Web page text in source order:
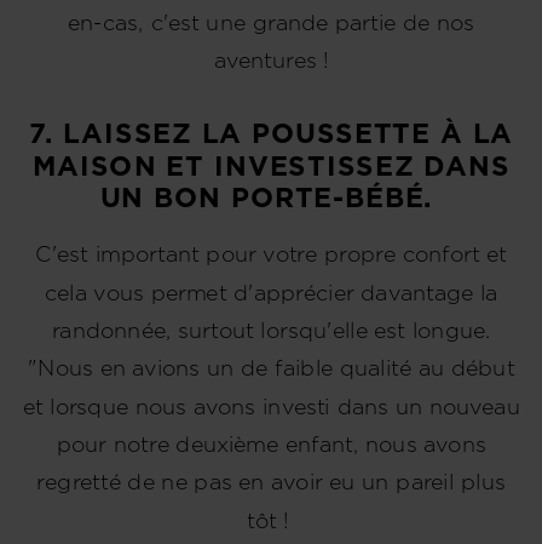
en-cas, c'est une grande partie de nos
aventures !
7. LAISSEZ LA POUSSETTE À LA
MAISON ET INVESTISSEZ DANS
UN BON PORTE-BÉBÉ.
C'est important pour votre propre confort et
cela vous permet d'apprécier davantage la
randonnée, surtout lorsqu'elle est longue.
"Nous en avions un de faible qualité au début
et lorsque nous avons investi dans un nouveau
pour notre deuxième enfant, nous avons
regretté de ne pas en avoir eu un pareil plus
tôt !